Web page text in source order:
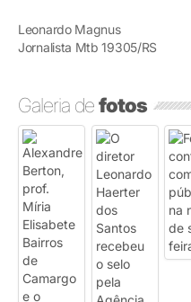
Leonardo Magnus
Jornalista Mtb 19305/RS
Galeria defotos